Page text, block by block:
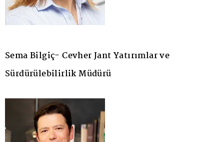
Sema Bilgiç- Cevher Jant Yatırımlar ve
Sürdürülebilirlik Müdürü